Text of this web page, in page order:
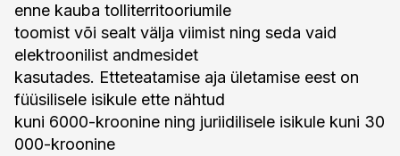
enne kauba tolliterritooriumile
toomist või sealt välja viimist ning seda vaid
elektroonilist andmesidet
kasutades. Etteteatamise aja ületamise eest on
füüsilisele isikule ette nähtud
kuni 6000-kroonine ning juriidilisele isikule kuni 30
000-kroonine